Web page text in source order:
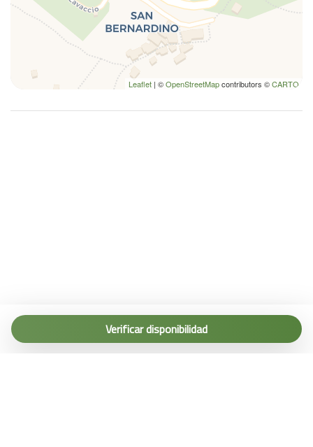
Leaflet | ©OpenStreetMapcontributors ©CARTO
Verificar disponibilidad
Tel. (+39) 0187 1560067
info@terremarine.it
Scrivici su WhatsApp